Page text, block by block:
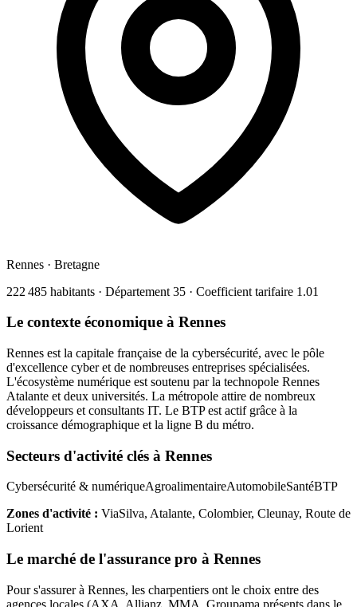
Rennes · Bretagne
222 485 habitants · Département 35 · Coefficient tarifaire 1.01
Le contexte économique à Rennes
Rennes est la capitale française de la cybersécurité, avec le pôle
d'excellence cyber et de nombreuses entreprises spécialisées.
L'écosystème numérique est soutenu par la technopole Rennes
Atalante et deux universités. La métropole attire de nombreux
développeurs et consultants IT. Le BTP est actif grâce à la
croissance démographique et la ligne B du métro.
Secteurs d'activité clés à Rennes
Cybersécurité & numériqueAgroalimentaireAutomobileSantéBTP
Zones d'activité : ViaSilva, Atalante, Colombier, Cleunay, Route de
Lorient
Le marché de l'assurance pro à Rennes
Pour s'assurer à Rennes, les charpentiers ont le choix entre des
agences locales (AXA, Allianz, MMA, Groupama présents dans le